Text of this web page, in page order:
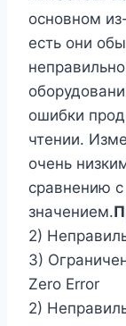
основном
есть они
ошибки
чтении.
очень
сравнению
значением.
2)
3)
Zero Error
2)